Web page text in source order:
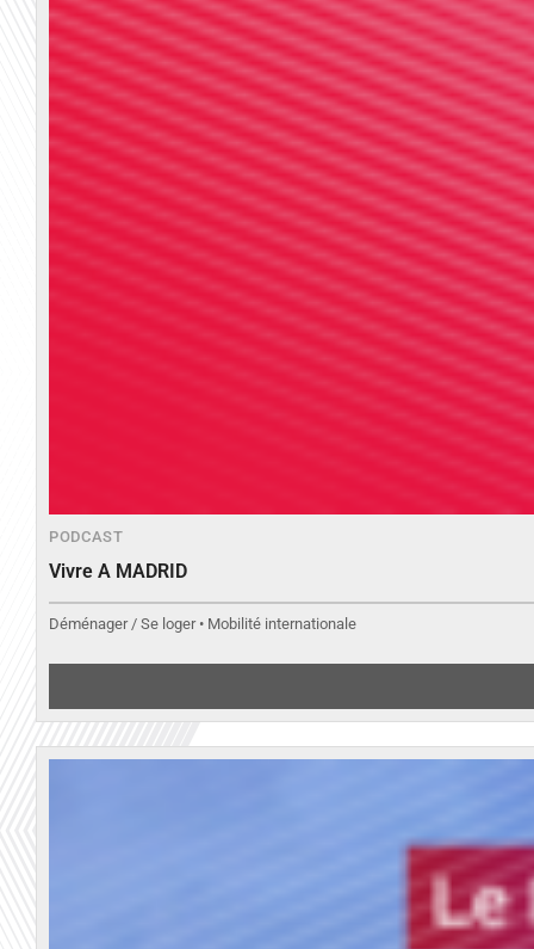
PODCAST
Vivre A MADRID
Déménager / Se loger • Mobilité internationale